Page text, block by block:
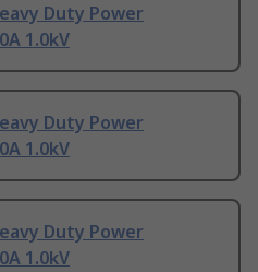
Duty Power
1.0kV
Duty Power
1.0kV
Duty Power
1.0kV